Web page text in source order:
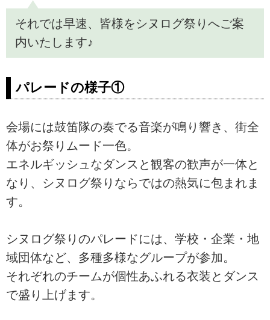
それでは早速、皆様をシヌログ祭りへご案
内いたします♪
パレードの様子①
会場には鼓笛隊の奏でる音楽が鳴り響き、街全
体がお祭りムード一色。
エネルギッシュなダンスと観客の歓声が一体と
なり、シヌログ祭りならではの熱気に包まれま
す。
シヌログ祭りのパレードには、学校・企業・地
域団体など、多種多様なグループが参加。
それぞれのチームが個性あふれる衣装とダンス
で盛り上げます。